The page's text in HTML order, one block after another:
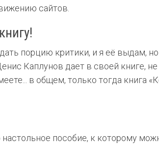
сайтов.
порцию критики, и я её выдам,
Каплунов дает в своей книге,
в общем, только тогда книга
настольное пособие, к которому